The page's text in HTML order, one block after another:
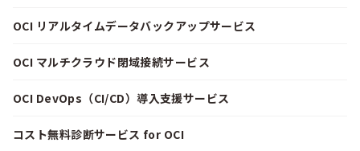
OCI リアルタイムデータバックアップサービス
OCI マルチクラウド閉域接続サービス
OCI DevOps（CI/CD）導入支援サービス
コスト無料診断サービス for OCI